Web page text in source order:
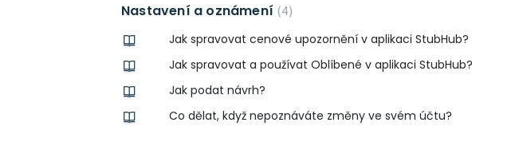
Nastavení a oznámení 4
Jak spravovat cenové upozornění v aplikaci StubHub?
Jak spravovat a používat Oblíbené v aplikaci StubHub?
Jak podat návrh?
Co dělat, když nepoznáváte změny ve svém účtu?